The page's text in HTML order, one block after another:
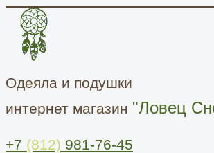
Одеяла и подушки
интернет магазин "Ловец
+7 (812) 981-76-45